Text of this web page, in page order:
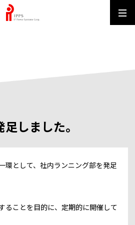
IPPS
しました。
環として、社内ランニング部を発足
ることを目的に、定期的に開催して